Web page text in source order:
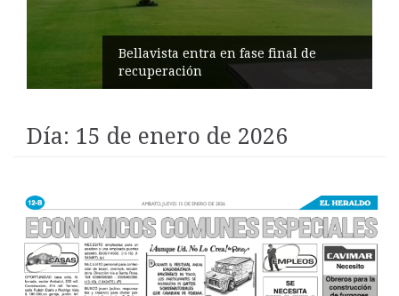
Impulsan turismo comunitario en
Pilahuín
Día: 15 de enero de 2026